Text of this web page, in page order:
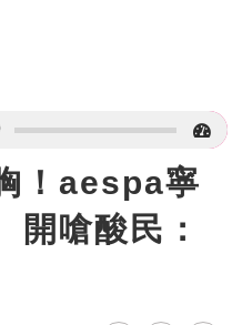
！aespa寧
嗆酸民：